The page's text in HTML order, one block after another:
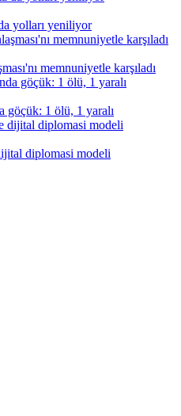
yolları yeniliyor
memnuniyetle karşıladı
göçük: 1 ölü, 1 yaralı
diplomasi modeli